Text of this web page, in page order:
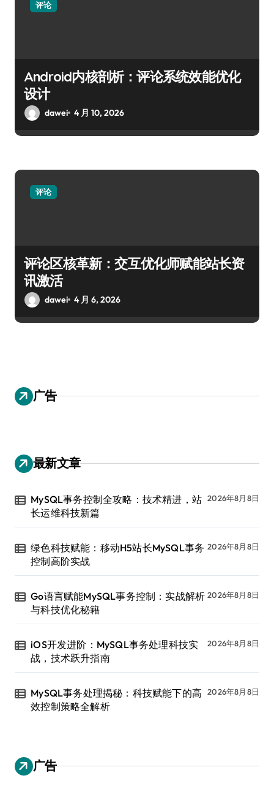
评论
Android内核剖析：评论系统效能优化
设计
dawei 4 月 10, 2026
评论
评论区核革新：交互优化师赋能站长资
讯激活
dawei 4 月 6, 2026
广告
最新文章
MySQL事务控制全攻略：技术精进，站
长运维科技新篇
2026年8月8日
绿色科技赋能：移动H5站长MySQL事务
控制高阶实战
2026年8月8日
Go语言赋能MySQL事务控制：实战解析
与科技优化秘籍
2026年8月8日
iOS开发进阶：MySQL事务处理科技实
战，技术跃升指南
2026年8月8日
MySQL事务处理揭秘：科技赋能下的高
效控制策略全解析
2026年8月8日
广告